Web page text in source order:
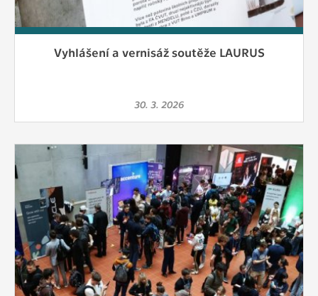
Vyhlášení a vernisáž soutěže LAURUS
30. 3. 2026